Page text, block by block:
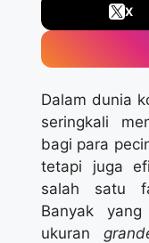
X
Dalam dunia
seringkali
bagi para
tetapi juga
salah satu
Banyak
ukuran